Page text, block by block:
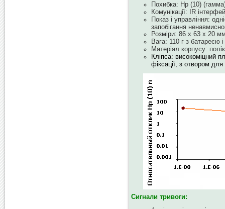
Похибка: Hp (10)
Комунікації: IR
Показ і управління:
запобігання
Розміри: 86 x 63 x 20
Вага: 110 г з батареєю
Матеріал корпусу:
Кліпса: високоміцний
фіксації, з отвором
Сигнали тривоги: